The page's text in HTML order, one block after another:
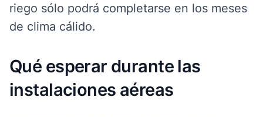
riego sólo podrá completarse en los meses
de clima cálido.
Qué esperar durante las
instalaciones aéreas